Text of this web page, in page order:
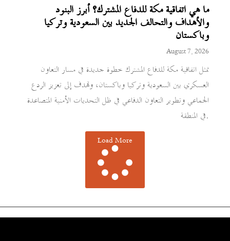
ما هي اتفاقية مكة للدفاع المشترك؟ أبرز البنود
والأهداف والتحالف الجديد بين السعودية وتركيا
وباكستان
August 7, 2026
تمثل اتفاقية مكة للدفاع المشترك خطوة جديدة في مسار التعاون
العسكري بين السعودية وتركيا وباكستان، وتهدف إلى تعزيز الردع
الجماعي وتطوير التعاون الدفاعي في ظل التحديات الأمنية المتصاعدة
في المنطقة.
Load More